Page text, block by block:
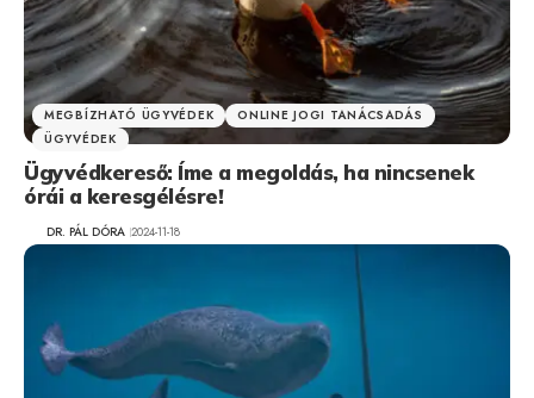
MEGBÍZHATÓ ÜGYVÉDEK
ONLINE JOGI TANÁCSADÁS
ÜGYVÉDEK
Ügyvédkereső: Íme a megoldás, ha nincsenek
órái a keresgélésre!
DR. PÁL DÓRA 2024-11-18